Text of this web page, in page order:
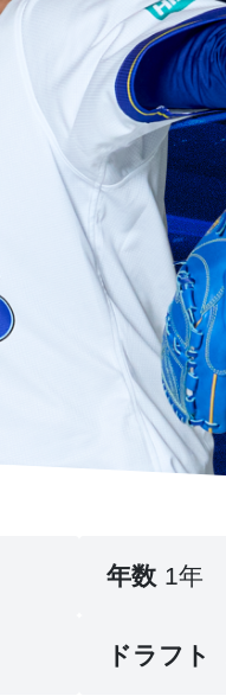
年数 1年
ドラフト